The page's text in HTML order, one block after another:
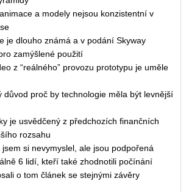
a modely nejsou konzistentní v
je dlouho známá a v podání Skyway
zamýšlené použití
z “reálného” provozu prototypu je uměle
důvod proč by technologie měla být levnější
je usvědčený z předchozích finančních
rozsahu
si nevymyslel, ale jsou podpořená
6 lidí, kteří také zhodnotili počínání
o tom článek se stejnými závěry